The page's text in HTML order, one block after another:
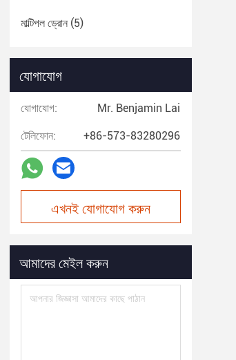
মাল্টিপল ড্রোন (5)
যোগাযোগ
যোগাযোগ: Mr. Benjamin Lai
টেলিফোন: +86-573-83280296
এখনই যোগাযোগ করুন
আমাদের মেইল করুন